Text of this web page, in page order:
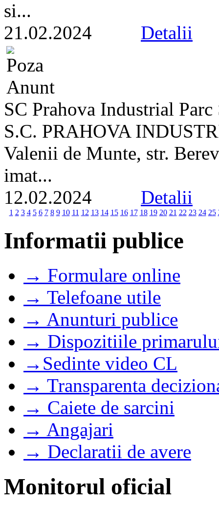
si...
21.02.2024 Detalii
SC Prahova Industrial
S.C. PRAHOVA
Valenii de Munte, str.
imat...
12.02.2024 Detalii
1 2 3 4 5 6 7 8 9 10 11 12 13 14 15 16 17 18 19 20 21 22 23 24 25
Informatii publice
→ Formulare online
→ Telefoane utile
→ Anunturi publice
→ Dispozitiile
→Sedinte video CL
→ Transparenta
→ Caiete de sarcini
→ Angajari
→ Declaratii de avere
Monitorul oficial